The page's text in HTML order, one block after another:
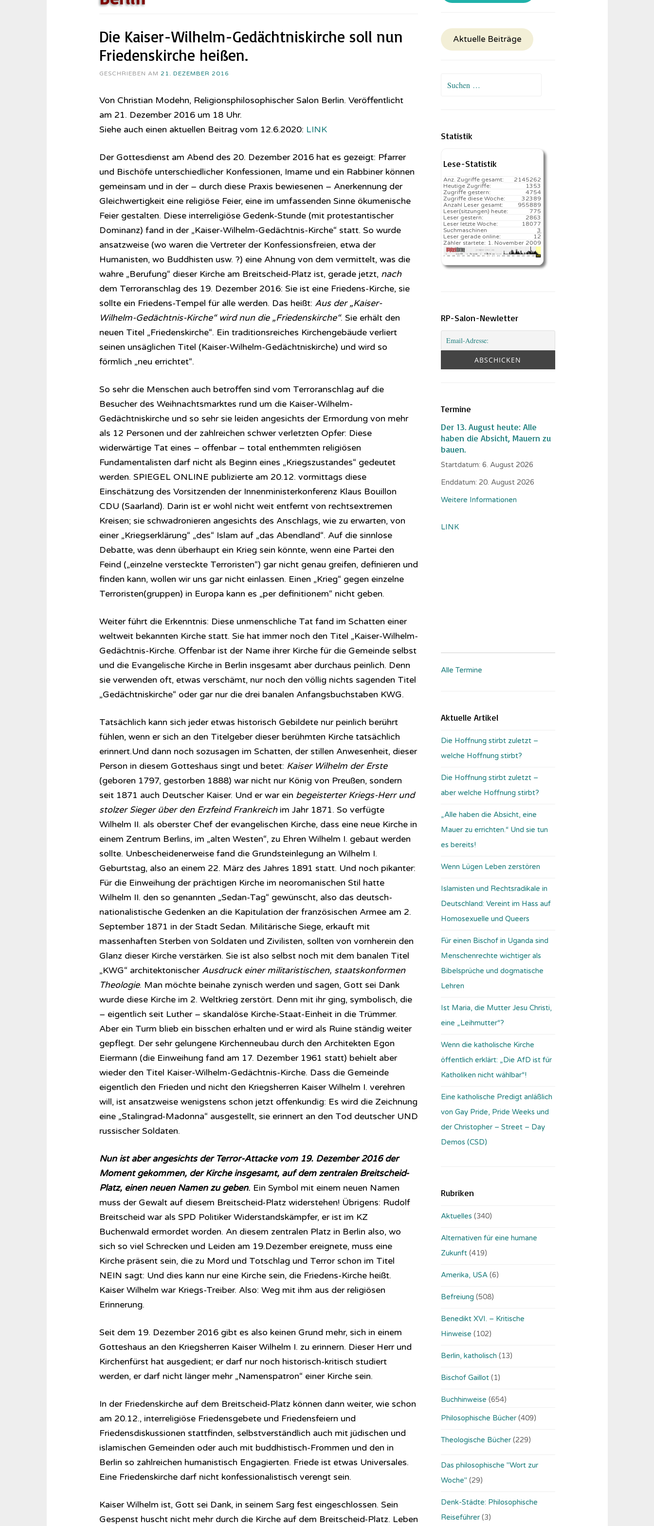
Die Kaiser-Wilhelm-Gedächtniskirche soll nun
Friedenskirche heißen.
GESCHRIEBEN AM 21. DEZEMBER 2016
Von Christian Modehn, Religionsphilosophischer Salon Berlin. Veröffentlicht
am 21. Dezember 2016 um 18 Uhr.
Siehe auch einen aktuellen Beitrag vom 12.6.2020: LINK
Der Gottesdienst am Abend des 20. Dezember 2016 hat es gezeigt: Pfarrer
und Bischöfe unterschiedlicher Konfessionen, Imame und ein Rabbiner können
gemeinsam und in der – durch diese Praxis bewiesenen – Anerkennung der
Gleichwertigkeit eine religiöse Feier, eine im umfassenden Sinne ökumenische
Feier gestalten. Diese interreligiöse Gedenk-Stunde (mit protestantischer
Dominanz) fand in der „Kaiser-Wilhelm-Gedächtnis-Kirche“ statt. So wurde
ansatzweise (wo waren die Vertreter der Konfessionsfreien, etwa der
Humanisten, wo Buddhisten usw. ?) eine Ahnung von dem vermittelt, was die
wahre „Berufung“ dieser Kirche am Breitscheid-Platz ist, gerade jetzt, nach
dem Terroranschlag des 19. Dezember 2016: Sie ist eine Friedens-Kirche, sie
sollte ein Friedens-Tempel für alle werden. Das heißt: Aus der „Kaiser-
Wilhelm-Gedächtnis-Kirche“ wird nun die „Friedenskirche“. Sie erhält den
neuen Titel „Friedenskirche“. Ein traditionsreiches Kirchengebäude verliert
seinen unsäglichen Titel (Kaiser-Wilhelm-Gedächtniskirche) und wird so
förmlich „neu errichtet“.
So sehr die Menschen auch betroffen sind vom Terroranschlag auf die
Besucher des Weihnachtsmarktes rund um die Kaiser-Wilhelm-
Gedächtniskirche und so sehr sie leiden angesichts der Ermordung von mehr
als 12 Personen und der zahlreichen schwer verletzten Opfer: Diese
widerwärtige Tat eines – offenbar – total enthemmten religiösen
Fundamentalisten darf nicht als Beginn eines „Kriegszustandes“ gedeutet
werden. SPIEGEL ONLINE publizierte am 20.12. vormittags diese
Einschätzung des Vorsitzenden der Innenministerkonferenz Klaus Bouillon
CDU (Saarland). Darin ist er wohl nicht weit entfernt von rechtsextremen
Kreisen; sie schwadronieren angesichts des Anschlags, wie zu erwarten, von
einer „Kriegserklärung“ „des“ Islam auf „das Abendland“. Auf die sinnlose
Debatte, was denn überhaupt ein Krieg sein könnte, wenn eine Partei den
Feind („einzelne versteckte Terroristen“) gar nicht genau greifen, definieren und
finden kann, wollen wir uns gar nicht einlassen. Einen „Krieg“ gegen einzelne
Terroristen(gruppen) in Europa kann es „per definitionem“ nicht geben.
Weiter führt die Erkenntnis: Diese unmenschliche Tat fand im Schatten einer
weltweit bekannten Kirche statt. Sie hat immer noch den Titel „Kaiser-Wilhelm-
Gedächtnis-Kirche. Offenbar ist der Name ihrer Kirche für die Gemeinde selbst
und die Evangelische Kirche in Berlin insgesamt aber durchaus peinlich. Denn
sie verwenden oft, etwas verschämt, nur noch den völlig nichts sagenden Titel
„Gedächtniskirche“ oder gar nur die drei banalen Anfangsbuchstaben KWG.
Tatsächlich kann sich jeder etwas historisch Gebildete nur peinlich berührt
fühlen, wenn er sich an den Titelgeber dieser berühmten Kirche tatsächlich
erinnert.Und dann noch sozusagen im Schatten, der stillen Anwesenheit, dieser
Person in diesem Gotteshaus singt und betet: Kaiser Wilhelm der Erste
(geboren 1797, gestorben 1888) war nicht nur König von Preußen, sondern
seit 1871 auch Deutscher Kaiser. Und er war ein begeisterter Kriegs-Herr und
stolzer Sieger über den Erzfeind Frankreichim Jahr 1871. So verfügte
Wilhelm II. als oberster Chef der evangelischen Kirche, dass eine neue Kirche in
einem Zentrum Berlins, im „alten Westen“, zu Ehren Wilhelm I. gebaut werden
sollte. Unbescheidenerweise fand die Grundsteinlegung an Wilhelm I.
Geburtstag, also an einem 22. März des Jahres 1891 statt. Und noch pikanter:
Für die Einweihung der prächtigen Kirche im neoromanischen Stil hatte
Wilhelm II. den so genannten „Sedan-Tag“ gewünscht, also das deutsch-
nationalistische Gedenken an die Kapitulation der französischen Armee am 2.
September 1871 in der Stadt Sedan. Militärische Siege, erkauft mit
massenhaften Sterben von Soldaten und Zivilisten, sollten von vornherein den
Glanz dieser Kirche verstärken. Sie ist also selbst noch mit dem banalen Titel
„KWG“ architektonischer Ausdruck einer militaristischen, staatskonformen
Theologie. Man möchte beinahe zynisch werden und sagen, Gott sei Dank
wurde diese Kirche im 2. Weltkrieg zerstört. Denn mit ihr ging, symbolisch, die
– eigentlich seit Luther – skandalöse Kirche-Staat-Einheit in die Trümmer.
Aber ein Turm blieb ein bisschen erhalten und er wird als Ruine ständig weiter
gepflegt. Der sehr gelungene Kirchenneubau durch den Architekten Egon
Eiermann (die Einweihung fand am 17. Dezember 1961 statt) behielt aber
wieder den Titel Kaiser-Wilhelm-Gedächtnis-Kirche. Dass die Gemeinde
eigentlich den Frieden und nicht den Kriegsherren Kaiser Wilhelm I. verehren
will, ist ansatzweise wenigstens schon jetzt offenkundig: Es wird die Zeichnung
eine „Stalingrad-Madonna“ ausgestellt, sie erinnert an den Tod deutscher UND
russischer Soldaten.
Nun ist aber angesichts der Terror-Attacke vom 19. Dezember 2016 der
Moment gekommen, der Kirche insgesamt, auf dem zentralen Breitscheid-
Platz, einen neuen Namen zu geben. Ein Symbol mit einem neuen Namen
muss der Gewalt auf diesem Breitscheid-Platz widerstehen! Übrigens: Rudolf
Breitscheid war als SPD Politiker Widerstandskämpfer, er ist im KZ
Buchenwald ermordet worden. An diesem zentralen Platz in Berlin also, wo
sich so viel Schrecken und Leiden am 19.Dezember ereignete, muss eine
Kirche präsent sein, die zu Mord und Totschlag und Terror schon im Titel
NEIN sagt: Und dies kann nur eine Kirche sein, die Friedens-Kirche heißt.
Kaiser Wilhelm war Kriegs-Treiber. Also: Weg mit ihm aus der religiösen
Erinnerung.
Seit dem 19. Dezember 2016 gibt es also keinen Grund mehr, sich in einem
Gotteshaus an den Kriegsherren Kaiser Wilhelm I. zu erinnern. Dieser Herr und
Kirchenfürst hat ausgedient; er darf nur noch historisch-kritisch studiert
werden, er darf nicht länger mehr „Namenspatron“ einer Kirche sein.
In der Friedenskirche auf dem Breitscheid-Platz können dann weiter, wie schon
am 20.12., interreligiöse Friedensgebete und Friedensfeiern und
Friedensdiskussionen stattfinden, selbstverständlich auch mit jüdischen und
islamischen Gemeinden oder auch mit buddhistisch-Frommen und den in
Berlin so zahlreichen humanistisch Engagierten. Friede ist etwas Universales.
Eine Friedenskirche darf nicht konfessionalistisch verengt sein.
Kaiser Wilhelm ist, Gott sei Dank, in seinem Sarg fest eingeschlossen. Sein
Gespenst huscht nicht mehr durch die Kirche auf dem Breitscheid-Platz. Leben
Aktuelle Beiträge
Suchen
Statistik
Lese-Statistik
2145262
Anz. Zugriffe gesamt:
1353
Heutige Zugriffe:
4754
Zugriffe gestern:
32389
Zugriffe diese Woche:
955889
Anzahl Leser gesamt:
775️
Leser(sitzungen) heute:
2863
Leser gestern:
18077️
Leser letzte Woche:
3
Suchmaschinen
12
Leser gerade online:
1. November 2009
Zähler startete:
RP-Salon-Newletter
Termine
Der 13. August heute: Alle
haben die Absicht, Mauern zu
bauen.
Startdatum:6. August 2026
Enddatum: 20. August 2026
Weitere Informationen
LINK
Alle Termine
Aktuelle Artikel
Die Hoffnung stirbt zuletzt –
welche Hoffnung stirbt?
Die Hoffnung stirbt zuletzt –
aber welche Hoffnung stirbt?
„Alle haben die Absicht, eine
Mauer zu errichten.“ Und sie tun
es bereits!
Wenn Lügen Leben zerstören
Islamisten und Rechtsradikale in
Deutschland: Vereint im Hass auf
Homosexuelle und Queers
Für einen Bischof in Uganda sind
Menschenrechte wichtiger als
Bibelsprüche und dogmatische
Lehren
Ist Maria, die Mutter Jesu Christi,
eine „Leihmutter“?
Wenn die katholische Kirche
öffentlich erklärt: „Die AfD ist für
Katholiken nicht wählbar“!
Eine katholische Predigt anläßlich
von Gay Pride, Pride Weeks und
der Christopher – Street – Day
Demos (CSD)
Rubriken
Aktuelles (340)
Alternativen für eine humane
Zukunft (419)
Amerika, USA (6)
Befreiung (508)
Benedikt XVI. – Kritische
Hinweise (102)
Berlin, katholisch (13)
Bischof Gaillot (1)
Buchhinweise (654)
Philosophische Bücher (409)
Theologische Bücher (229)
Das philosophische "Wort zur
Woche" (29)
Denk-Städte: Philosophische
Reiseführer (3)